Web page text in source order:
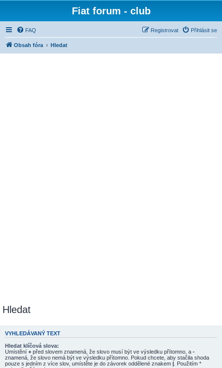
Fiat forum - club
FAQ Přihlásit se
Registrovat
Obsah fóra Hledat
Hledat
VYHLEDÁVANÝ TEXT
Hledat klíčová slova:
Umístění + před slovem znamená, že slovo musí být ve výsledku přítomno, a -
znamená, že slovo nemá být ve výsledku přítomno. Pokud chcete, aby stačila shoda
pouze s jedním z více slov, umístěte je do závorek oddělené znakem | . Použitím *